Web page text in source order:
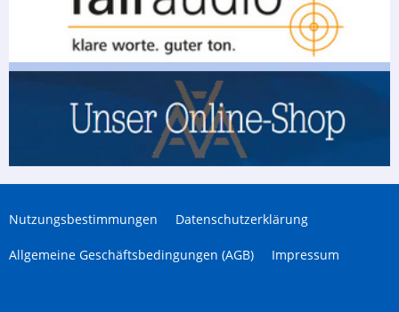
Nutzungsbestimmungen Datenschutzerklärung
Allgemeine Geschäftsbedingungen (AGB) Impressum